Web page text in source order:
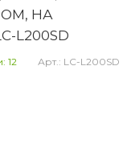
НА
L200SD
12 Арт.: LC-L200SD